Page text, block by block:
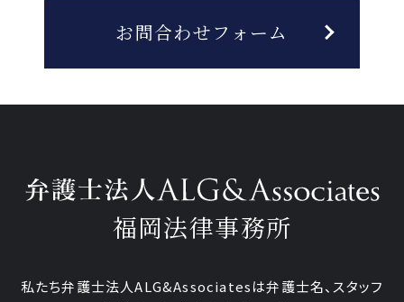
お問合わせフォーム
福岡法律事務所
私たち弁護士法人ALG&Associatesは弁護士名、 スタッフ